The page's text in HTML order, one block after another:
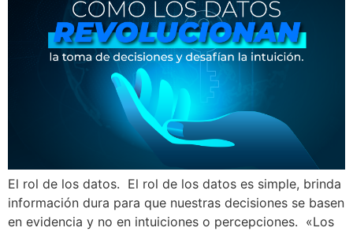
El rol de los datos. El rol de los datos es simple, brinda
información dura para que nuestras decisiones se basen
en evidencia y no en intuiciones o percepciones. «Los